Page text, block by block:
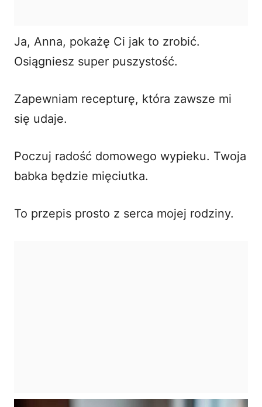
Ja, Anna, pokażę Ci jak to zrobić.
Osiągniesz super puszystość.
Zapewniam recepturę, która zawsze mi
się udaje.
Poczuj radość domowego wypieku. Twoja
babka będzie mięciutka.
To przepis prosto z serca mojej rodziny.